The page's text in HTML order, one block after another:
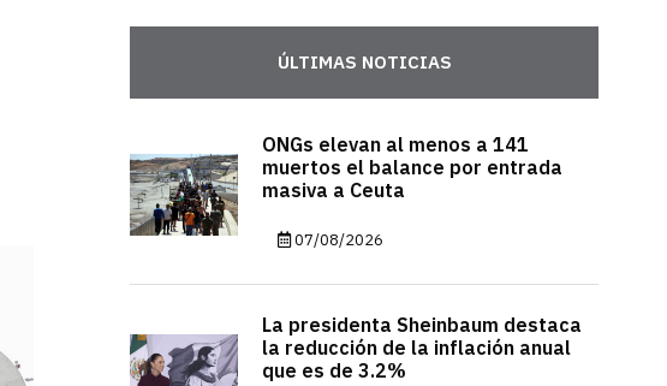
ÚLTIMAS NOTICIAS
ONGs elevan al menos a 141
muertos el balance por entrada
masiva a Ceuta
07/08/2026
La presidenta Sheinbaum destaca
la reducción de la inflación anual
que es de 3.2%